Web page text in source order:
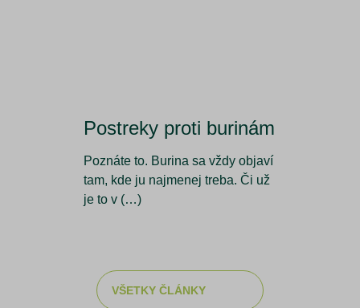
Postreky proti burinám
Poznáte to. Burina sa vždy objaví
tam, kde ju najmenej treba. Či už
je to v (…)
VŠETKY ČLÁNKY